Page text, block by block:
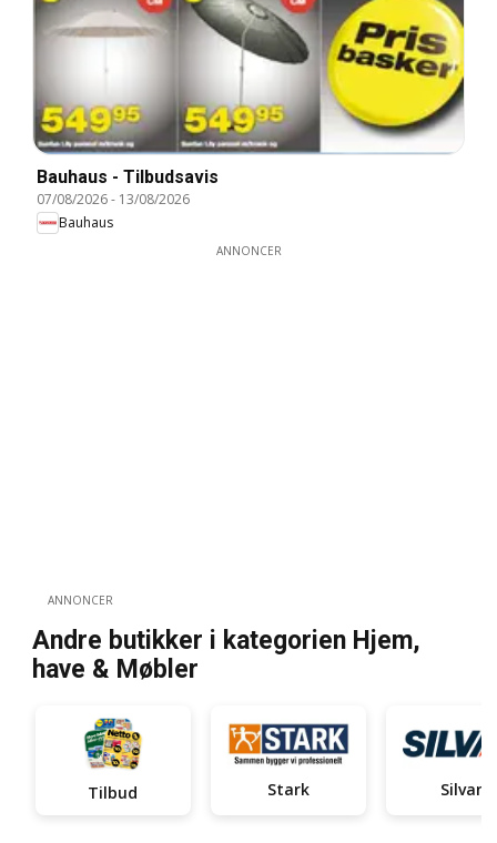
Bauhaus - Tilbudsavis
07/08/2026- 13/08/2026
Bauhaus
ANNONCER
ANNONCER
Andre butikker i kategorien Hjem,
have & Møbler
Tilbud Stark Silvan